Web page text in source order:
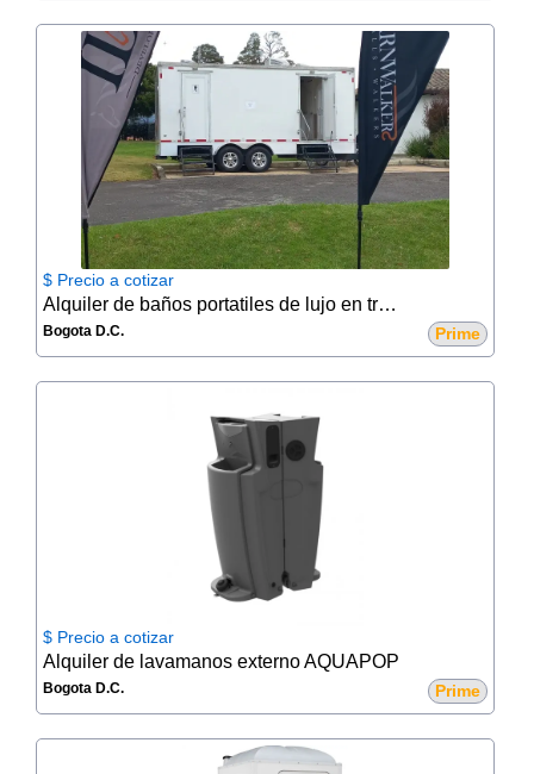
$ Precio a cotizar
Alquiler de baños portatiles de lujo en trailer
Bogota D.C. Prime
$ Precio a cotizar
Alquiler de lavamanos externo AQUAPOP
Bogota D.C. Prime